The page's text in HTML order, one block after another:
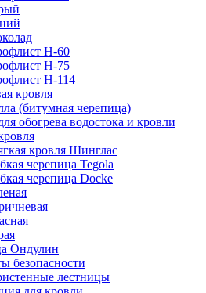
Н-60
Н-75
H-114
кровля
(битумная черепица)
обогрева водостока и кровли
кровля Шинглас
черепица Tegola
черепица Docke
Ондулин
безопасности
лестницы